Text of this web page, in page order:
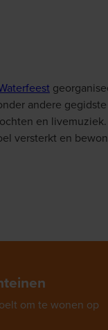
andere
en
versterkt en
om te wonen op